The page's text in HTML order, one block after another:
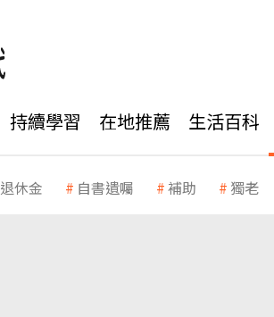
持續學習 在地推薦 生活百科
退休金 自書遺囑 補助 獨老